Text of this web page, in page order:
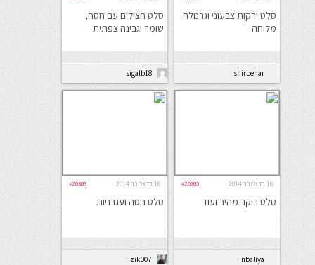
סלט ירקות צבעוני וגרנולה
מלוחה
shirbehar
סלט חצילים עם חסה,
שומר וגבינה צפתית
sigalb18
16 בדצמבר 2014 #26305
סלט בוקר מהיר ועוד
inbaliya
16 בדצמבר 2014 #26309
סלט חסה ועגבניות
izik007